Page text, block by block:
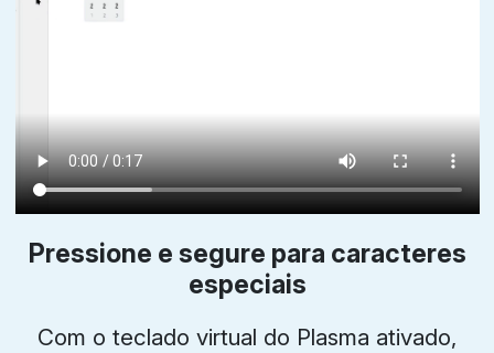
Pressione e segure para caracteres
especiais
Com o teclado virtual do Plasma ativado,